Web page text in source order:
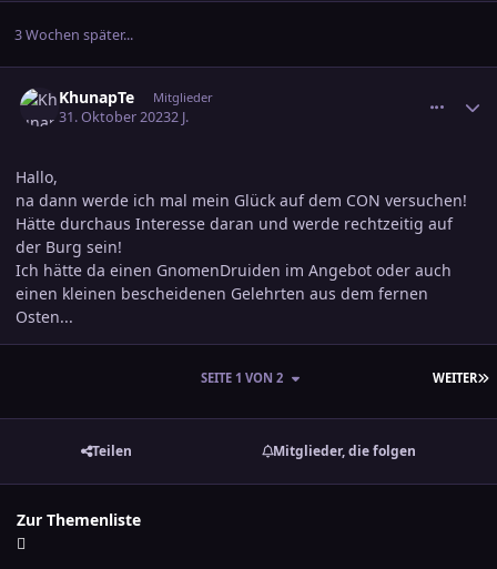
3 Wochen später...
KhunapTe Mitglieder
31. Oktober 20232 J.
Hallo,
na dann werde ich mal mein Glück auf dem CON versuchen!
Hätte durchaus Interesse daran und werde rechtzeitig auf
der Burg sein!
Ich hätte da einen GnomenDruiden im Angebot oder auch
einen kleinen bescheidenen Gelehrten aus dem fernen
Osten...
WEITER
SEITE 1 VON 2
Teilen Mitglieder, die folgen
Zur Themenliste